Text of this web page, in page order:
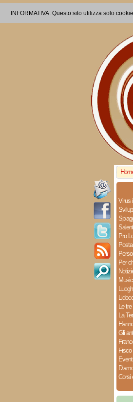
INFORMATIVA: Questo sito utilizza solo
Virus
Pro
Per
Le
La
Gli
Corsi